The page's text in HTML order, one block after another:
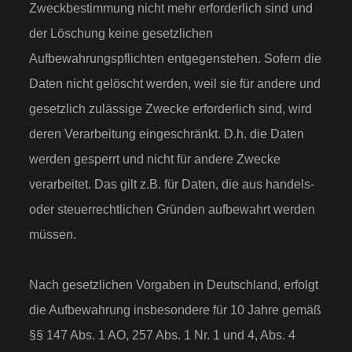
Zweckbestimmung nicht mehr erforderlich sind und
der Löschung keine gesetzlichen
Aufbewahrungspflichten entgegenstehen. Sofern die
Daten nicht gelöscht werden, weil sie für andere und
gesetzlich zulässige Zwecke erforderlich sind, wird
deren Verarbeitung eingeschränkt. D.h. die Daten
werden gesperrt und nicht für andere Zwecke
verarbeitet. Das gilt z.B. für Daten, die aus handels-
oder steuerrechtlichen Gründen aufbewahrt werden
müssen.
Nach gesetzlichen Vorgaben in Deutschland, erfolgt
die Aufbewahrung insbesondere für 10 Jahre gemäß
§§ 147 Abs. 1 AO, 257 Abs. 1 Nr. 1 und 4, Abs. 4